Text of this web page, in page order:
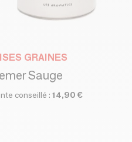
GRAINES
Sauge
conseillé : 14,90 €